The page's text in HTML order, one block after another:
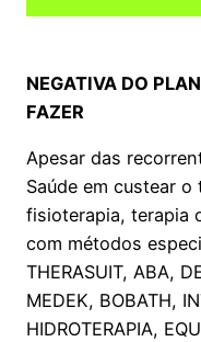
NEGATIVA DO
FAZER
Apesar das
Saúde em custear
fisioterapia, terapia
com métodos
THERASUIT, ABA,
MEDEK, BOBATH,
HIDROTERAPIA,